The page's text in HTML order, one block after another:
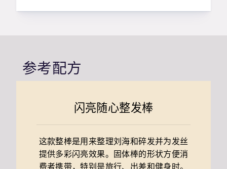
参考配方
闪亮随心整发棒
这款整棒是用来整理刘海和碎发并为发丝
提供多彩闪亮效果。固体棒的形状方便消
费者携带，特别是旅行、出差和健身时。